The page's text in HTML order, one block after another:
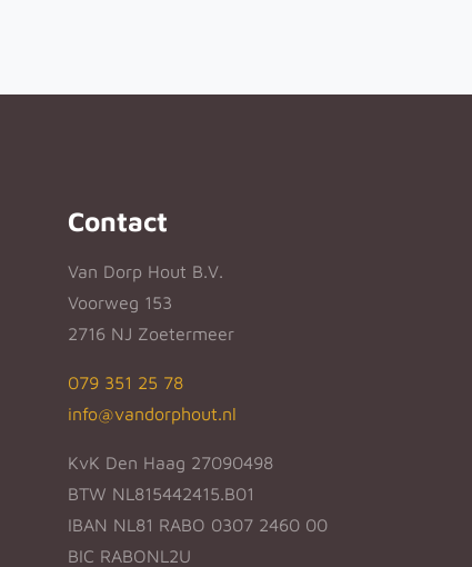
Contact
Van Dorp Hout B.V.
Voorweg 153
2716 NJ Zoetermeer
079 351 25 78
info@vandorphout.nl
KvK Den Haag 27090498
BTW NL815442415.B01
IBAN NL81 RABO 0307 2460 00
BIC RABONL2U